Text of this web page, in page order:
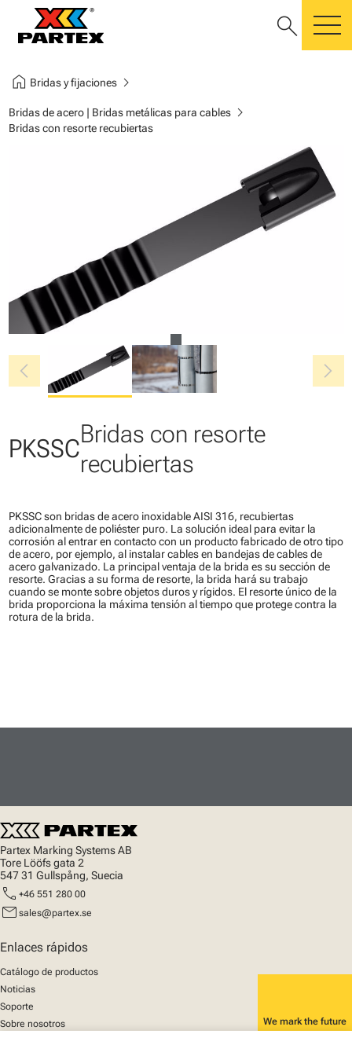
search
home Bridas y fijacioneschevron_right
Bridas de acero | Bridas metálicas para cableschevron_right
Bridas con resorte recubiertas
chevron_left chevron_right
PKSSCBridas con resorte
recubiertas
PKSSC son bridas de acero inoxidable AISI 316, recubiertas
adicionalmente de poliéster puro. La solución ideal para evitar la
corrosión al entrar en contacto con un producto fabricado de otro tipo
de acero, por ejemplo, al instalar cables en bandejas de cables de
acero galvanizado. La principal ventaja de la brida es su sección de
resorte. Gracias a su forma de resorte, la brida hará su trabajo
cuando se monte sobre objetos duros y rígidos. El resorte único de la
brida proporciona la máxima tensión al tiempo que protege contra la
rotura de la brida.
Partex Marking Systems AB
Tore Lööfs gata 2
547 31 Gullspång, Suecia
call +46 551 280 00
mail sales@partex.se
Enlaces rápidos
Catálogo de productos
Noticias
Soporte
Sobre nosotros
We mark the future